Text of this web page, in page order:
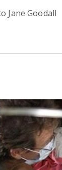
Jane Goodall